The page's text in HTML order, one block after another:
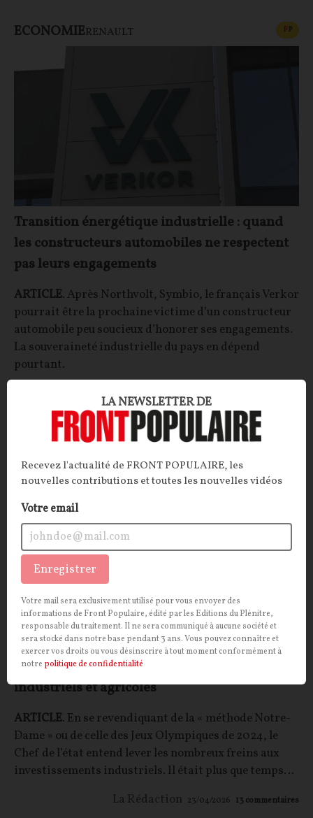
ECONOMIERENAULT FP
Transition énergétique industrielle : quand
les constructeurs automobiles ne respectent
pas leurs engagements
ARTICLE. Après Northvolt, Symbio, le français Verkor
pourrait être la prochaine victime d’un constructeur
automobile peu soucieux d’honorer ses engagements.
La souveraineté industrielle du pays en dépend
pourtant.
La Rédaction 28/05/2026
ECONOMIE INDUSTRIE
« Méthode Notre-Dame » : Emmanuel
Macron se réveille sur l'industrie et veut
accélérer le déploiement des projets
industriels et agricoles
ARTICLE. En se revendiquant de la « méthode Notre-
Dame » ou de celle des Jeux Olympiques de 2024, le
Chef de l’état entend lever les nombreux freins aux
investissements industriels. Il était plus que temps…
La Rédaction 23/04/2026 13 commentaires
LA NEWSLETTER DE
Recevez l'actualité de FRONT POPULAIRE, les
nouvelles contributions et toutes les nouvelles vidéos
Votre email
Enregistrer
Votre mail sera exclusivement utilisé pour vous envoyer des
informations de Front Populaire, édité par les Editions du Plénitre,
responsable du traitement. Il ne sera communiqué à aucune société et
sera stocké dans notre base pendant 3 ans. Vous pouvez connaître et
exercer vos droits ou vous désinscrire à tout moment conformément à
notre politique de confidentialité